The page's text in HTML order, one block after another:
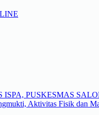
PUSKESMAS
Aktivitas Fisik dan